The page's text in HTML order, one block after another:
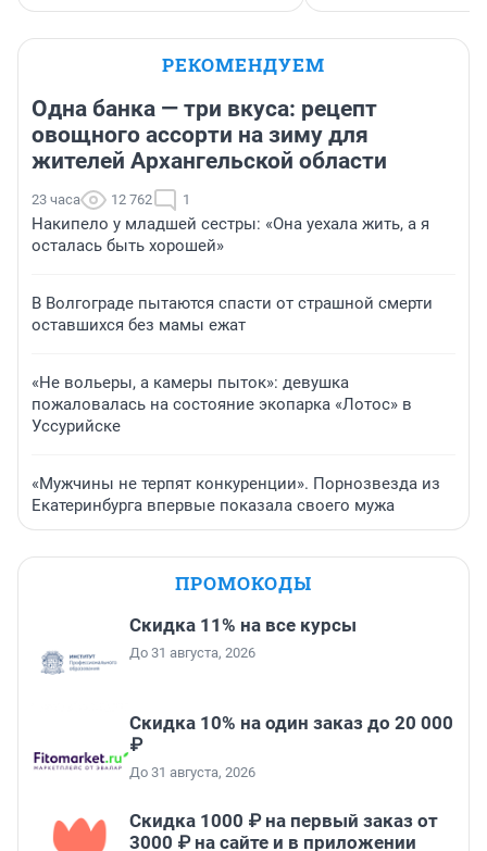
РЕКОМЕНДУЕМ
Одна банка — три вкуса: рецепт
овощного ассорти на зиму для
жителей Архангельской области
23 часа 12 762 1
Накипело у младшей сестры: «Она уехала жить, а я
осталась быть хорошей»
В Волгограде пытаются спасти от страшной смерти
оставшихся без мамы ежат
«Не вольеры, а камеры пыток»: девушка
пожаловалась на состояние экопарка «Лотос» в
Уссурийске
«Мужчины не терпят конкуренции». Порнозвезда из
Екатеринбурга впервые показала своего мужа
ПРОМОКОДЫ
Скидка 11% на все курсы
До 31 августа, 2026
Скидка 10% на один заказ до 20 000
₽
До 31 августа, 2026
Скидка 1000 ₽ на первый заказ от
3000 ₽ на сайте и в приложении